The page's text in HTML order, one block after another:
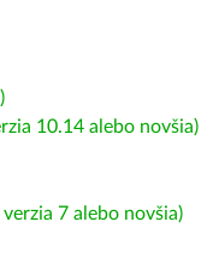
10.14 alebo novšia)
7 alebo novšia)